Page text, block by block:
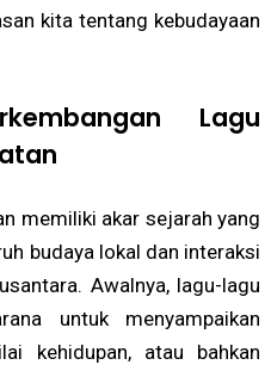
kita tentang kebudayaan
Lagu
memiliki akar sejarah yang
budaya lokal dan interaksi
Awalnya, lagu-lagu
untuk menyampaikan
kehidupan, atau bahkan